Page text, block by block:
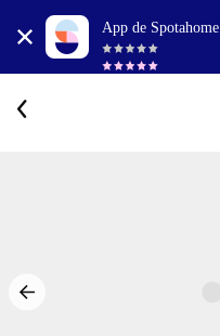
App de Spotahome